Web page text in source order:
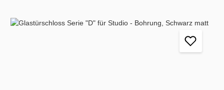
Bildergalerie überspringen